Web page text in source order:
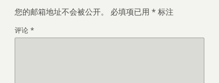
您的邮箱地址不会被公开。 必填项已用 * 标注
评论 *